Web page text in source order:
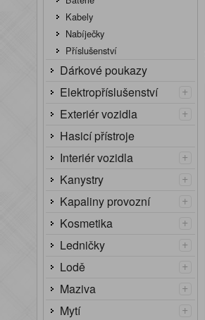
Kabely
Nabíječky
Příslušenství
Dárkové poukazy
Elektropříslušenství
+
Exteriér vozidla
+
Hasicí přístroje
Interiér vozidla
+
Kanystry
+
Kapaliny provozní
+
Kosmetika
+
Ledničky
+
Lodě
+
Maziva
+
Mytí
+